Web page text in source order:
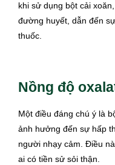
khi sử dụng bột cải
đường huyết, dẫn đến
thuốc.
Nồng độ
Một điều đáng chú ý là
ảnh hưởng đến sự hấp
người nhạy cảm. Điều
ai có tiền sử sỏi thận.